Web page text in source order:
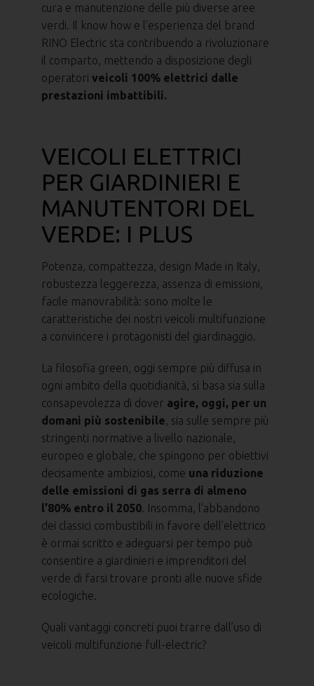
cura e manutenzione delle più diverse aree
verdi. Il know how e l’esperienza del brand
RINO Electric sta contribuendo a rivoluzionare
il comparto, mettendo a disposizione degli
operatori veicoli 100% elettrici dalle
prestazioni imbattibili.
VEICOLI ELETTRICI
PER GIARDINIERI E
MANUTENTORI DEL
VERDE: I PLUS
Potenza, compattezza, design Made in Italy,
robustezza leggerezza, assenza di emissioni,
facile manovrabilità: sono molte le
caratteristiche dei nostri veicoli multifunzione
a convincere i protagonisti del giardinaggio.
La filosofia green, oggi sempre più diffusa in
ogni ambito della quotidianità, si basa sia sulla
consapevolezza di dover agire, oggi, per un
domani più sostenibile, sia sulle sempre più
stringenti normative a livello nazionale,
europeo e globale, che spingono per obiettivi
decisamente ambiziosi, come una riduzione
delle emissioni di gas serra di almeno
l’80% entro il 2050. Insomma, l’abbandono
dei classici combustibili in favore dell’elettrico
è ormai scritto e adeguarsi per tempo può
consentire a giardinieri e imprenditori del
verde di farsi trovare pronti alle nuove sfide
ecologiche.
Quali vantaggi concreti puoi trarre dall’uso di
veicoli multifunzione full-electric?